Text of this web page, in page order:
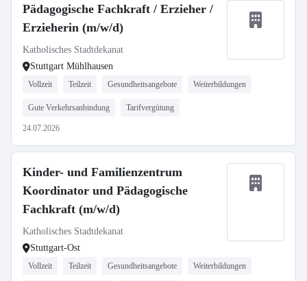
Pädagogische Fachkraft / Erzieher /
Erzieherin (m/w/d)
Katholisches Stadtdekanat
Stuttgart Mühlhausen
Vollzeit Teilzeit Gesundheitsangebote Weiterbildungen
Gute Verkehrsanbindung Tarifvergütung
24.07.2026
Kinder- und Familienzentrum
Koordinator und Pädagogische
Fachkraft (m/w/d)
Katholisches Stadtdekanat
Stuttgart-Ost
Vollzeit Teilzeit Gesundheitsangebote Weiterbildungen